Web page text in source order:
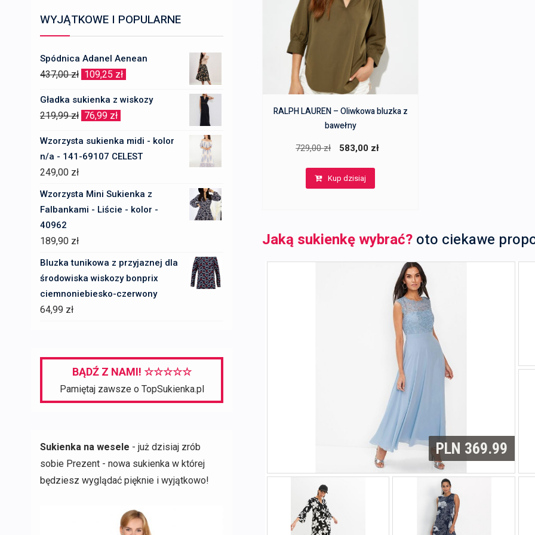
RALPH LAUREN – Oliwkowa bluzka z
bawełny
729,00zł
Pierwotna
wynosiła:
583,00 zł
Kup dzisiaj
Jaką sukienkę wybrać? oto ciekawe
WYJĄTKOWE I POPULARNE
Spódnica Adanel Aenean
437,00zł Pierwotna
wynosiła:
437,00 zł.
109,25 zł
wynosi:
Gładka sukienka z wiskozy
219,99zł Pierwotna
76,99 zł
Wzorzysta sukienka midi - kolor
n/a - 141-69107 CELEST
249,00 zł
Wzorzysta Mini Sukienka z
Falbankami - Liście - kolor -
40962
189,90 zł
Bluzka tunikowa z przyjaznej dla
środowiska wiskozy bonprix
ciemnoniebiesko-czerwony
64,99 zł
BĄDŹ Z NAMI! ☆☆☆☆☆
Pamiętaj zawsze o TopSukienka.pl
Sukienka na wesele - już dzisiaj zrób
sobie Prezent - nowa sukienka w której
będziesz wyglądać pięknie i wyjątkowo!